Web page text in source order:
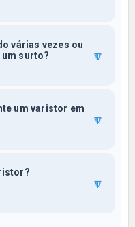
várias vezes ou
surto?
🔽
um varistor em
🔽
🔽